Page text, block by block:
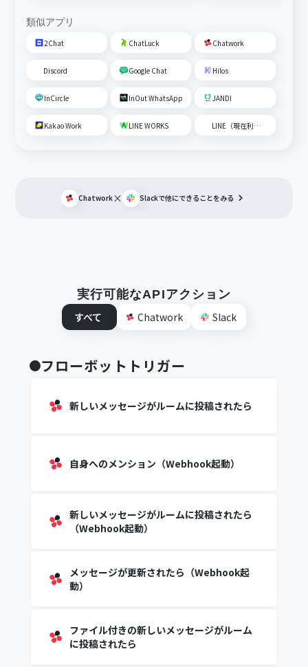
類似アプリ
2Chat ChatLuck Chatwork
Discord Google Chat Hilos
InCircle InOut WhatsApp JANDI
Kakao Work LINE WORKS LINE（現在利用不可）
Chatwork× Slackで他にできることをみる
実行可能なAPIアクション
すべて
Chatwork Slack
フローボットトリガー
新しいメッセージがルームに投稿されたら
自身へのメンション（Webhook起動）
新しいメッセージがルームに投稿されたら
（Webhook起動）
メッセージが更新されたら（Webhook起
動）
ファイル付きの新しいメッセージがルーム
に投稿されたら